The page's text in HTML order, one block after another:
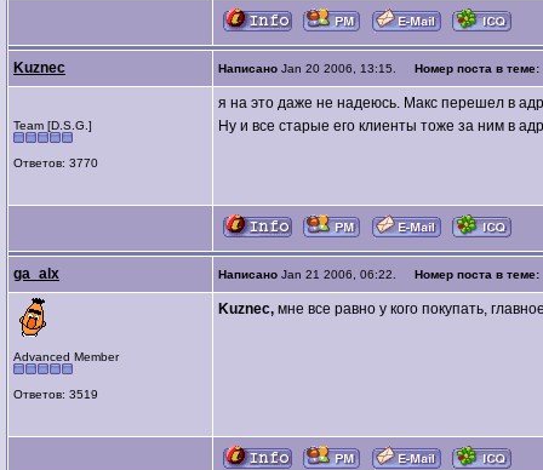
Kuznec Написано Jan 20 2006, 13:15. Номер поста в теме:
Team [D.S.G.]
Ответов: 3770
я на это даже не надеюсь. Макс перешел в
Ну и все старые его клиенты тоже за ним в
ga_alx Написано Jan 21 2006, 06:22. Номер поста в теме:
Advanced Member
Ответов: 3519
Kuznec, мне все равно у кого покупать,